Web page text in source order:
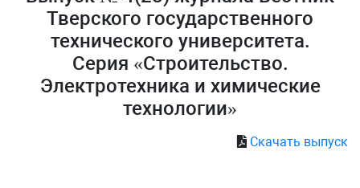
Тверского государственного
технического университета.
Серия «Строительство.
Электротехника и химические
технологии»
Скачать выпуск